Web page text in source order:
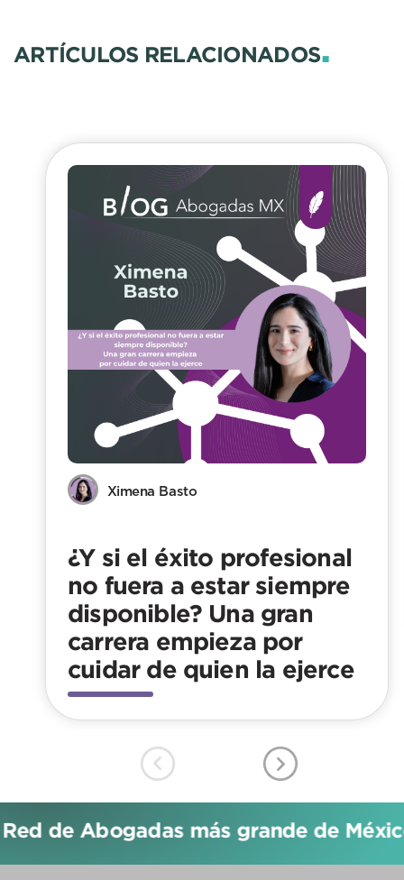
ARTÍCULOS RELACIONADOS.
Ximena Basto
¿Y si el éxito profesional
no fuera a estar siempre
disponible? Una gran
carrera empieza por
cuidar de quien la ejerce
de Abogadas más grande de México!